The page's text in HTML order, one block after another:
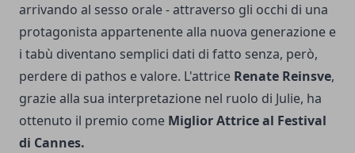
arrivando al sesso orale - attraverso gli occhi di una
protagonista appartenente alla nuova generazione e
i tabù diventano semplici dati di fatto senza, però,
perdere di pathos e valore. L'attrice Renate Reinsve,
grazie alla sua interpretazione nel ruolo di Julie, ha
ottenuto il premio come Miglior Attrice al Festival
di Cannes.